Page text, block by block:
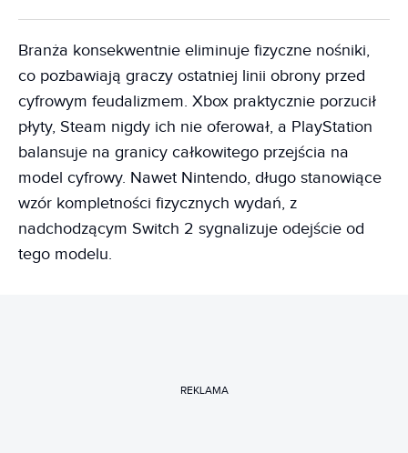
Branża konsekwentnie eliminuje fizyczne nośniki,
co pozbawiają graczy ostatniej linii obrony przed
cyfrowym feudalizmem. Xbox praktycznie porzucił
płyty, Steam nigdy ich nie oferował, a PlayStation
balansuje na granicy całkowitego przejścia na
model cyfrowy. Nawet Nintendo, długo stanowiące
wzór kompletności fizycznych wydań, z
nadchodzącym Switch 2 sygnalizuje odejście od
tego modelu.
REKLAMA